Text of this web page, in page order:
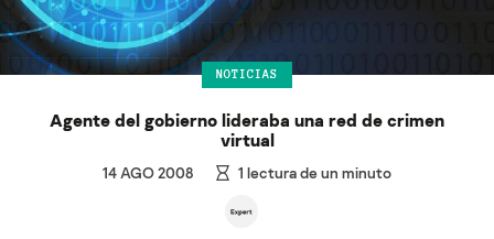
NOTICIAS
Agente del gobierno lideraba una red de crimen
virtual
14 AGO 2008 1 lectura de un minuto